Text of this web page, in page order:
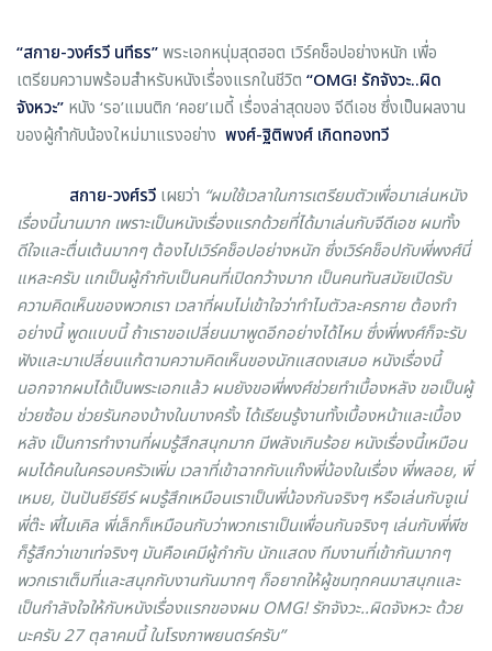
“สกาย-วงศ์รวี นทีธร”พระเอกหนุ่มสุดฮอต เวิร์คช็อปอย่างหนัก เพื่อ
เตรียมความพร้อมสำหรับหนังเรื่องแรกในชีวิต “OMG! รักจังวะ..ผิด
จังหวะ” หนัง ‘รอ’แมนติก ‘คอย’เมดี้ เรื่องล่าสุดของ จีดีเอช ซึ่งเป็นผลงาน
ของผู้กำกับน้องใหม่มาแรงอย่าง พงศ์-ฐิติพงศ์ เกิดทองทวี
สกาย-วงศ์รวี เผยว่า “ผมใช้เวลาในการเตรียมตัวเพื่อมาเล่นหนัง
เรื่องนี้นานมาก เพราะเป็นหนังเรื่องแรกด้วยที่ได้มาเล่นกับจีดีเอช ผมทั้ง
ดีใจและตื่นเต้นมากๆ ต้องไปเวิร์คช็อปอย่างหนัก ซึ่งเวิร์คช็อปกับพี่พงศ์นี่
แหละครับ แกเป็นผู้กำกับเป็นคนที่เปิดกว้างมาก เป็นคนทันสมัยเปิดรับ
ความคิดเห็นของพวกเรา เวลาที่ผมไม่เข้าใจว่าทำไมตัวละครกาย ต้องทำ
อย่างนี้ พูดแบบนี้ ถ้าเราขอเปลี่ยนมาพูดอีกอย่างได้ไหม ซึ่งพี่พงศ์ก็จะรับ
ฟังและมาเปลี่ยนแก้ตามความคิดเห็นของนักแสดงเสมอ หนังเรื่องนี้
นอกจากผมได้เป็นพระเอกแล้ว ผมยังขอพี่พงศ์ช่วยทำเบื้องหลัง ขอเป็นผู้
ช่วยซ้อม ช่วยรันกองบ้างในบางครั้ง ได้เรียนรู้งานทั้งเบื้องหน้าและเบื้อง
หลัง เป็นการทำงานที่ผมรู้สึกสนุกมาก มีพลังเกินร้อย หนังเรื่องนี้เหมือน
ผมได้คนในครอบครัวเพิ่ม เวลาที่เข้าฉากกับแก๊งพี่น้องในเรื่อง พี่พลอย, พี่
เหมย, ปันปันยีร์ยีร์ ผมรู้สึกเหมือนเราเป็นพี่น้องกันจริงๆ หรือเล่นกับจูเน่
พี่ต๊ะ พี่ไมเคิล พี่เล็กก็เหมือนกับว่าพวกเราเป็นเพื่อนกันจริงๆ เล่นกับพี่พีช
ก็รู้สึกว่าเขาเท่จริงๆ มันคือเคมีผู้กำกับ นักแสดง ทีมงานที่เข้ากันมากๆ
พวกเราเต็มที่และสนุกกับงานกันมากๆ ก็อยากให้ผู้ชมทุกคนมาสนุกและ
เป็นกำลังใจให้กับหนังเรื่องแรกของผม OMG!รักจังวะ..ผิดจังหวะ ด้วย
นะครับ27ตุลาคมนี้ ในโรงภาพยนตร์ครับ”